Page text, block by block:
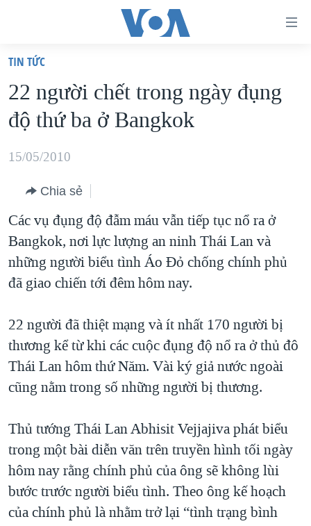
truy
cập
Tới
dung
chính
điều
hướng
chính
Đi
"Tìm"
VIỆT NAM
HOA KỲ
BIỂN ĐÔNG
BLOG
DIỄN ĐÀN
MỤC
TỰ DO BÁO CHÍ
NGƯỜI VIỆT HẢI NGOẠI
ĐỜI SỐNG
SỨC KHOẺ
VĂN HOÁ
THỂ THAO
CHUYÊN ĐỀ
HÀNH TRÌNH BẦU CỬ 2024
MỘT NĂM CHIẾN TRANH TẠI DẢI GAZA
GIẢI MÃ VÀNH ĐAI & CON ĐƯỜNG
TRỊNH VĨNH BÌNH - NGƯỜI HẠ 'BÊN THẮNG CUỘC'
GROUND ZERO – XƯA VÀ NAY
CHI PHÍ CHIẾN TRANH AFGHANISTAN
CÁC GIÁ TRỊ CỘNG HÒA Ở VIỆT NAM
VIDEO
NGHE
MẠNG XÃ HỘI
Ngôn ngữ khác
TIN TỨC
22 người chết trong ngày đụng
độ thứ ba ở Bangkok
15/05/2010
Chia sẻ
Các vụ đụng độ đẫm máu vẫn tiếp tục nổ ra ở
Bangkok, nơi lực lượng an ninh Thái Lan và
những người biểu tình Áo Ðỏ chống chính phủ
đã giao chiến tới đêm hôm nay.
22 người đã thiệt mạng và ít nhất 170 người bị
thương kể từ khi các cuộc đụng độ nổ ra ở thủ đô
Thái Lan hôm thứ Năm. Vài ký giả nước ngoài
cũng nằm trong số những người bị thương.
Thủ tướng Thái Lan Abhisit Vejjajiva phát biểu
trong một bài diễn văn trên truyền hình tối ngày
hôm nay rằng chính phủ của ông sẽ không lùi
bước trước người biểu tình. Theo ông kế hoạch
của chính phủ là nhằm trở lại “tình trạng bình